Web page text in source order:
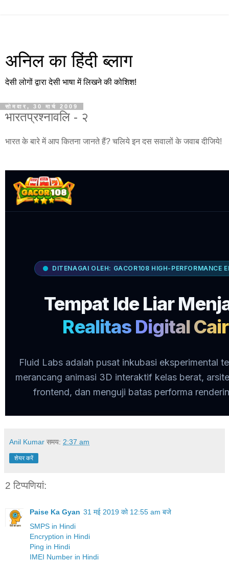
अनिल का हिंदी ब्लाग
देसी लोगों द्वारा देसी भाषा में लिखने की कोशिश!
सोमवार, 30 मार्च 2009
भारतप्रश्नावलि - २
भारत के बारे में आप कितना जानते हैं? चलिये इन दस सवालों के जवाब दीजिये!
Anil Kumar समय: 2:37 am
शेयर करें
2 टिप्‍पणियां:
Paise Ka Gyan 31 मई 2019 को 12:55 am बजे
SMPS in Hindi
Encryption in Hindi
Ping in Hindi
IMEI Number in Hindi